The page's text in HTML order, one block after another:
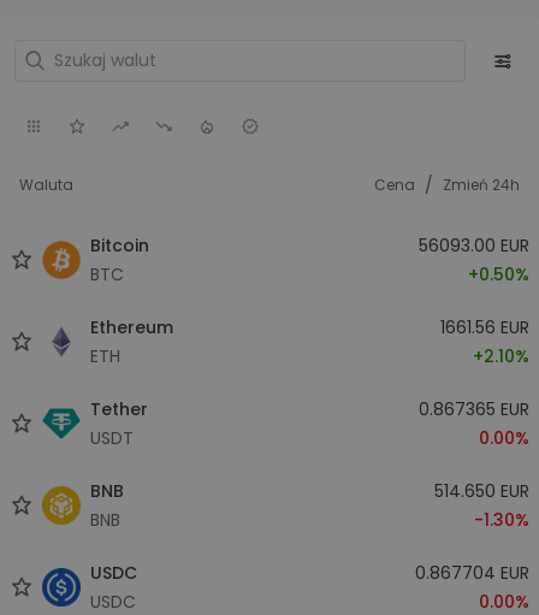
Waluta Cena / Zmień 24h
Bitcoin
BTC
56093.00 EUR
+0.50%
Ethereum
ETH
1661.56 EUR
+2.10%
Tether
USDT
0.867365 EUR
0.00%
BNB
BNB
514.650 EUR
-1.30%
USDC
USDC
0.867704 EUR
0.00%